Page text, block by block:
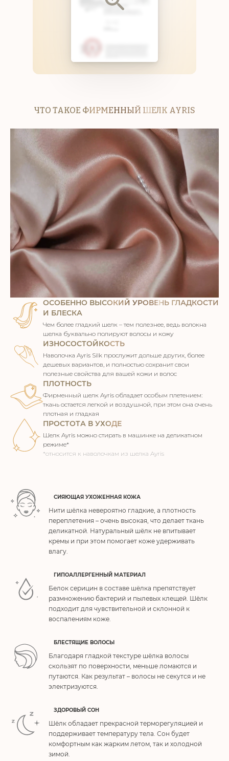
ЧТО ТАКОЕ ФИРМЕННЫЙ ШЕЛК AYRIS
ОСОБЕННО ВЫСОКИЙ УРОВЕНЬ ГЛАДКОСТИ
И БЛЕСКА
Чем более гладкий шелк – тем полезнее, ведь волокна
шелка буквально полируют волосы и кожу
ИЗНОСОСТОЙКОСТЬ
Наволочка Ayris Silk прослужит дольше других, более
дешевых вариантов, и полностью сохранит свои
полезные свойства для вашей кожи и волос
ПЛОТНОСТЬ
Фирменный шелк Ayris обладает особым плетением:
ткань остается легкой и воздушной, при этом она очень
плотная и гладкая
ПРОСТОТА В УХОДЕ
Шелк Ayris можно стирать в машинке на деликатном
режиме*
*относится к наволочкам из шелка Ayris
СИЯЮЩАЯ УХОЖЕННАЯ КОЖА
Нити шёлка невероятно гладкие, а плотность
переплетения – очень высокая, что делает ткань
деликатной. Натуральный шёлк не впитывает
кремы и при этом помогает коже удерживать
влагу.
ГИПОАЛЛЕРГЕННЫЙ МАТЕРИАЛ
Белок серицин в составе шёлка препятствует
размножению бактерий и пылевых клещей. Шёлк
подходит для чувствительной и склонной к
воспалениям коже.
БЛЕСТЯЩИЕ ВОЛОСЫ
Благодаря гладкой текстуре шёлка волосы
скользят по поверхности, меньше ломаются и
путаются. Как результат – волосы не секутся и не
электризуются.
ЗДОРОВЫЙ СОН
Шёлк обладает прекрасной терморегуляцией и
поддерживает температуру тела. Сон будет
комфортным как жарким летом, так и холодной
зимой.